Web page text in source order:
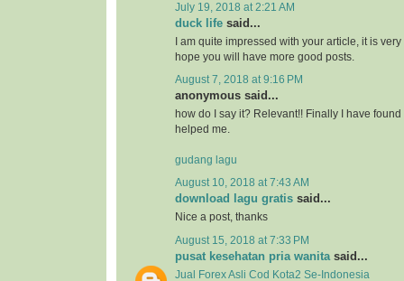
July 19, 2018 at 2:21 AM
duck life said...
I am quite impressed with your article, it is
hope you will have more good posts.
August 7, 2018 at 9:16 PM
anonymous said...
how do I say it? Relevant!! Finally I have
helped me.
gudang lagu
August 10, 2018 at 7:43 AM
download lagu gratis said...
Nice a post, thanks
August 15, 2018 at 7:33 PM
pusat kesehatan pria wanita said...
Jual Forex Asli Cod Kota2 Se-Indonesia